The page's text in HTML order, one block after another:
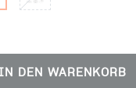
DEN WARENKORB